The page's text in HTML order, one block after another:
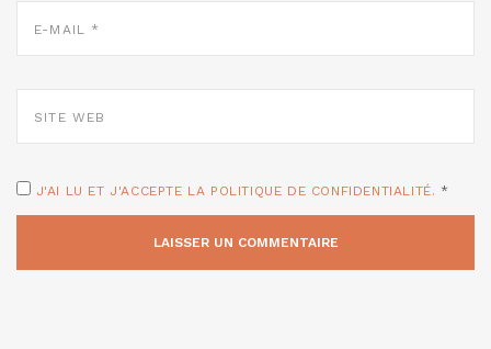
MAIL
WEB
J'AI LU ET J'ACCEPTE LA POLITIQUE DE CONFIDENTIALITÉ. *